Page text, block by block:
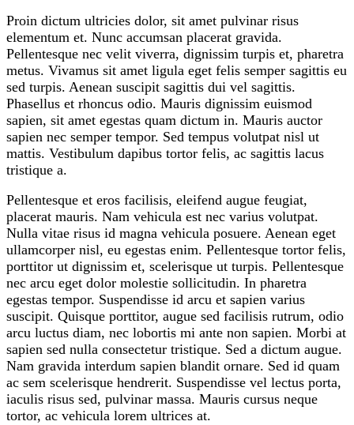
Proin dictum ultricies dolor, sit amet pulvinar risus
elementum et. Nunc accumsan placerat gravida.
Pellentesque nec velit viverra, dignissim turpis et, pharetra
metus. Vivamus sit amet ligula eget felis semper sagittis eu
sed turpis. Aenean suscipit sagittis dui vel sagittis.
Phasellus et rhoncus odio. Mauris dignissim euismod
sapien, sit amet egestas quam dictum in. Mauris auctor
sapien nec semper tempor. Sed tempus volutpat nisl ut
mattis. Vestibulum dapibus tortor felis, ac sagittis lacus
tristique a.
Pellentesque et eros facilisis, eleifend augue feugiat,
placerat mauris. Nam vehicula est nec varius volutpat.
Nulla vitae risus id magna vehicula posuere. Aenean eget
ullamcorper nisl, eu egestas enim. Pellentesque tortor felis,
porttitor ut dignissim et, scelerisque ut turpis. Pellentesque
nec arcu eget dolor molestie sollicitudin. In pharetra
egestas tempor. Suspendisse id arcu et sapien varius
suscipit. Quisque porttitor, augue sed facilisis rutrum, odio
arcu luctus diam, nec lobortis mi ante non sapien. Morbi at
sapien sed nulla consectetur tristique. Sed a dictum augue.
Nam gravida interdum sapien blandit ornare. Sed id quam
ac sem scelerisque hendrerit. Suspendisse vel lectus porta,
iaculis risus sed, pulvinar massa. Mauris cursus neque
tortor, ac vehicula lorem ultrices at.